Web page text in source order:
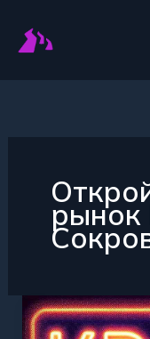
содержимому
рынок
Открой
мир